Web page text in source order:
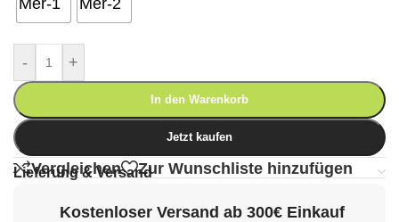
- +
In den Warenkorb
Jetzt kaufen
Vergleichen Zur Wunschliste hinzufügen
Lieferung & Versand
Kostenloser Versand ab 300€ Einkauf